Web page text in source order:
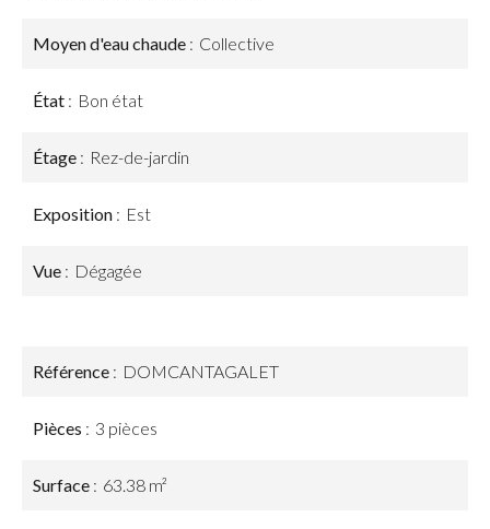
Moyen d'eau chaude Collective
État Bon état
Étage Rez-de-jardin
Exposition Est
Vue Dégagée
Référence DOMCANTAGALET
Pièces 3 pièces
Surface 63.38 m²